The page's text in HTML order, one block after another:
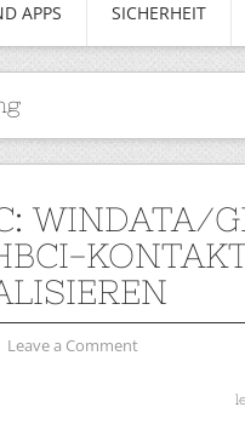
APPS SICHERHEIT
WINDATA/
Leave a Comment